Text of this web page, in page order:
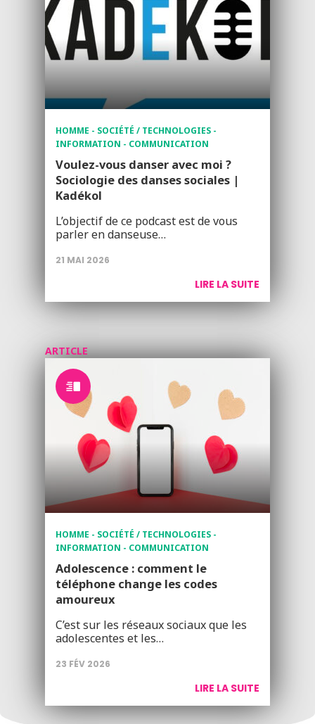
HOMME - SOCIÉTÉ / TECHNOLOGIES -
INFORMATION - COMMUNICATION
Voulez-vous danser avec moi ?
Sociologie des danses sociales |
Kadékol
L’objectif de ce podcast est de vous
parler en danseuse…
21 MAI 2026
LIRE LA SUITE
ARTICLE
HOMME - SOCIÉTÉ / TECHNOLOGIES -
INFORMATION - COMMUNICATION
Adolescence : comment le
téléphone change les codes
amoureux
C’est sur les réseaux sociaux que les
adolescentes et les…
23 FÉV 2026
LIRE LA SUITE